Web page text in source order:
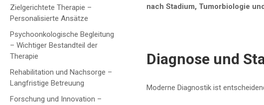
Zielgerichtete Therapie –
Personalisierte Ansätze
Psychoonkologische Begleitung
– Wichtiger Bestandteil der
Therapie
Rehabilitation und Nachsorge –
Langfristige Betreuung
Forschung und Innovation –
nach Stadium, Tumorbiologie
Diagnose und
Moderne Diagnostik ist